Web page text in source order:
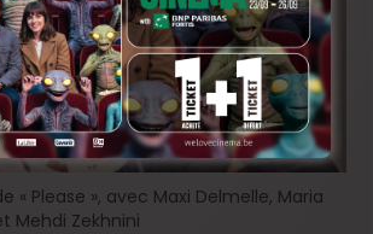
« Please », avec Maxi Delmelle, Maria
Mehdi Zekhnini